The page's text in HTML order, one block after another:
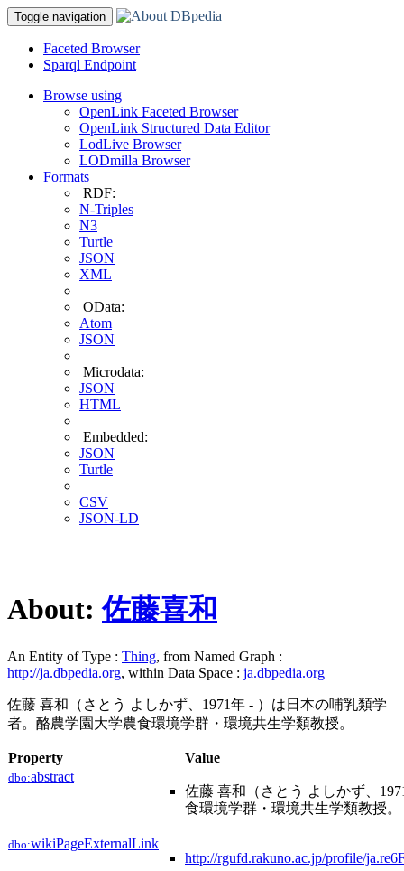
Toggle navigation
Faceted Browser
Sparql Endpoint
Browse using
OpenLink Faceted Browser
OpenLink Structured Data Editor
LodLive Browser
LODmilla Browser
Formats
RDF:
N-Triples
N3
Turtle
JSON
XML
OData:
Atom
JSON
Microdata:
JSON
HTML
Embedded:
JSON
Turtle
CSV
JSON-LD
About:佐藤喜和
An Entity of Type : Thing, from Named Graph :
http://ja.dbpedia.org, within Data Space : ja.dbpedia.org
佐藤 喜和（さとう よしかず、1971年 - ）は日本の哺乳類学
者。酪農学園大学農食環境学群・環境共生学類教授。
Property Value
dbo:abstract
佐藤 喜和（さとう よしかず、
食環境学群・環境共生学類教授。
dbo:wikiPageExternalLink
http://rgufd.rakuno.ac.jp/profile/